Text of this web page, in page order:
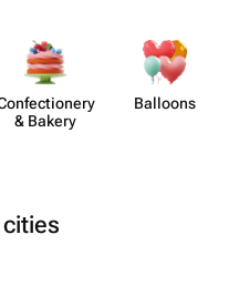
& Bakery
Balloons